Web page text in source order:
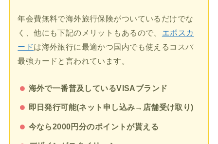
年会費無料で海外旅行保険がついているだけでな
く、他にも下記のメリットもあるので、
エポスカ
ードは海外旅行に最適かつ国内でも使えるコスパ
最強カードと言われています。
海外で一番普及しているVISAブランド
即日発行可能(ネット申し込み→店舗受け取り)
今なら2000円分のポイントが貰える